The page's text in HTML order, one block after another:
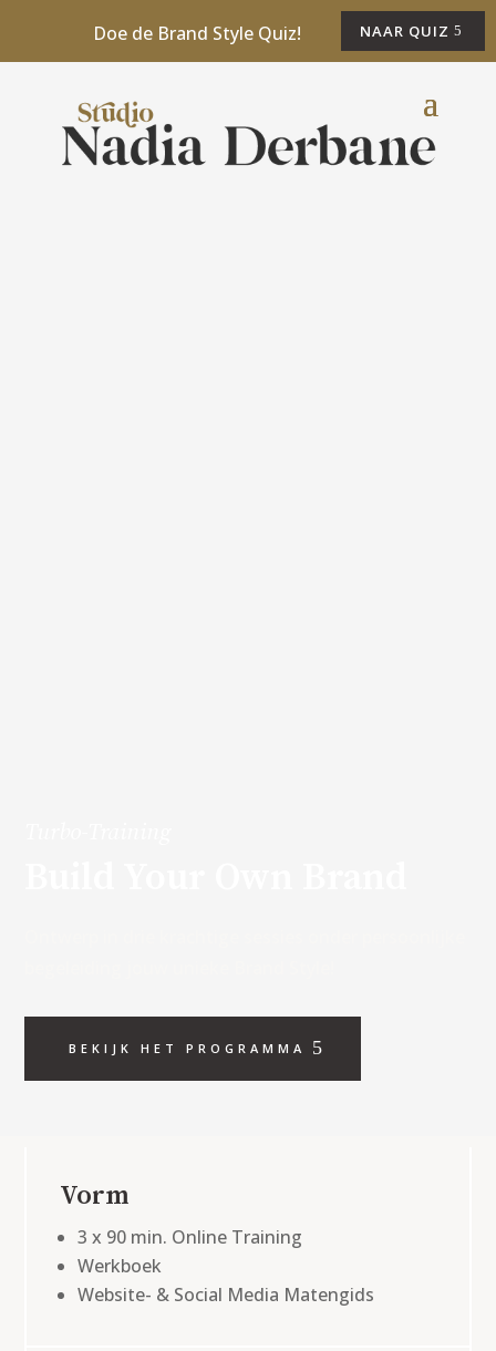
Doe de Brand Style Quiz! NAAR QUIZ
BEKIJK HET PROGRAMMA
Vorm
3 x 90 min. Online Training
Werkboek
Website- & Social Media Matengids